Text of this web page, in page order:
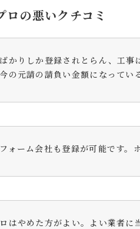
ロの悪いクチコミ
かりしか登録されとらん、工
の元請の請負い金額になってい
ォーム会社も登録が可能です。
はやめた方がよい。よい業者に